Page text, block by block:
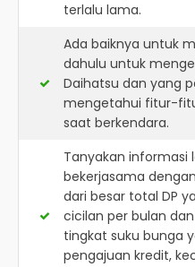
terlalu lama.
Ada baiknya untuk
dahulu untuk
Daihatsu dan yang
mengetahui fitur-
saat berkendara.
Tanyakan
bekerjasama
dari besar total DP
cicilan per bulan
tingkat suku bunga
pengajuan kredit,